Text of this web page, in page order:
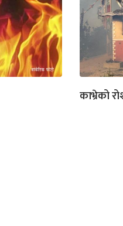
काभ्रेको